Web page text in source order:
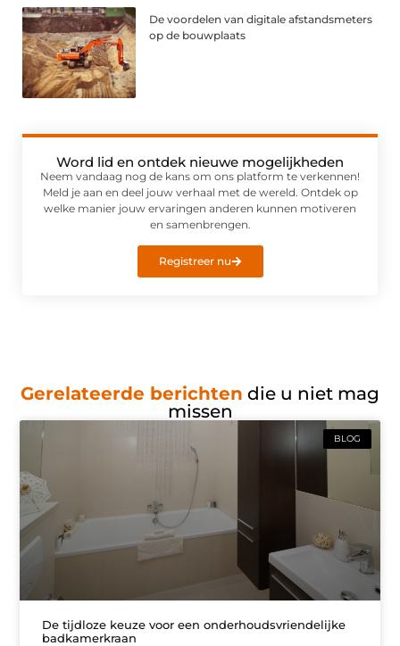
De voordelen van digitale afstandsmeters
op de bouwplaats
Word lid en ontdek nieuwe mogelijkheden
Neem vandaag nog de kans om ons platform te verkennen!
Meld je aan en deel jouw verhaal met de wereld. Ontdek op
welke manier jouw ervaringen anderen kunnen motiveren
en samenbrengen.
Registreer nu
Gerelateerde berichten die u niet mag
missen
BLOG
De tijdloze keuze voor een onderhoudsvriendelijke
badkamerkraan